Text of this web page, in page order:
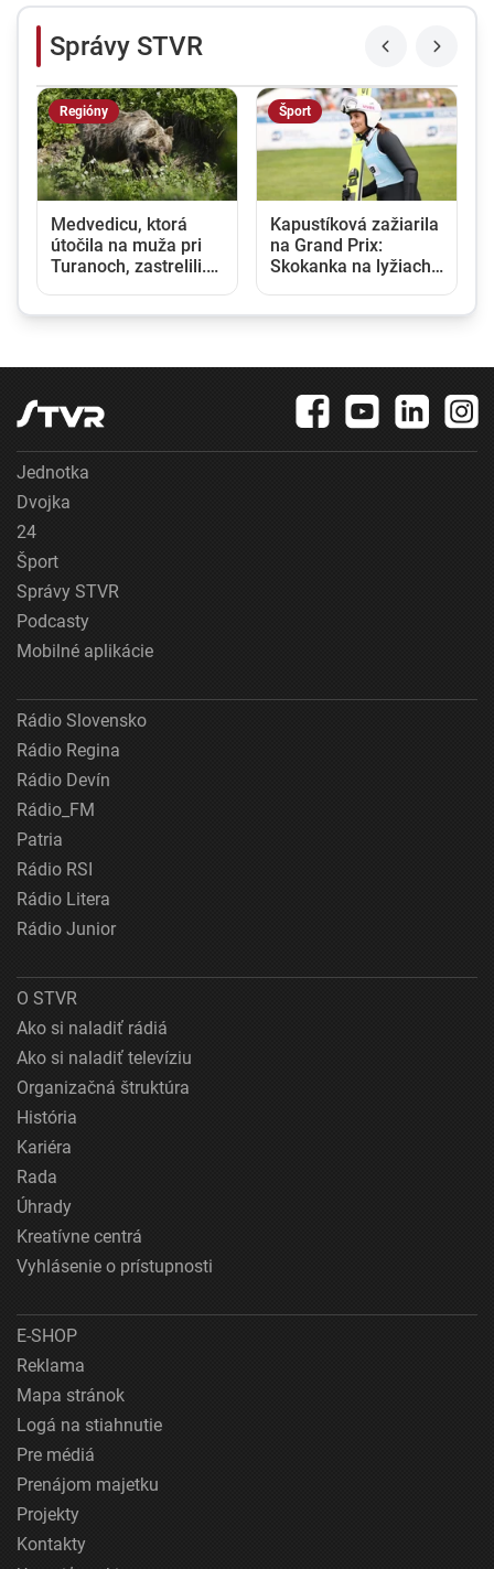
Správy STVR
Regióny
Medvedicu, ktorá
útočila na muža pri
Turanoch, zastrelili.
Šport
Kapustíková zažiarila
na Grand Prix:
Skokanka na lyžiach
Jednotka
Dvojka
24
Šport
Správy STVR
Podcasty
Mobilné aplikácie
Rádio Slovensko
Rádio Regina
Rádio Devín
Rádio_FM
Patria
Rádio RSI
Rádio Litera
Rádio Junior
O STVR
Ako si naladiť rádiá
Ako si naladiť televíziu
Organizačná štruktúra
História
Kariéra
Rada
Úhrady
Kreatívne centrá
Vyhlásenie o prístupnosti
E-SHOP
Reklama
Mapa stránok
Logá na stiahnutie
Pre médiá
Prenájom majetku
Projekty
Kontakty